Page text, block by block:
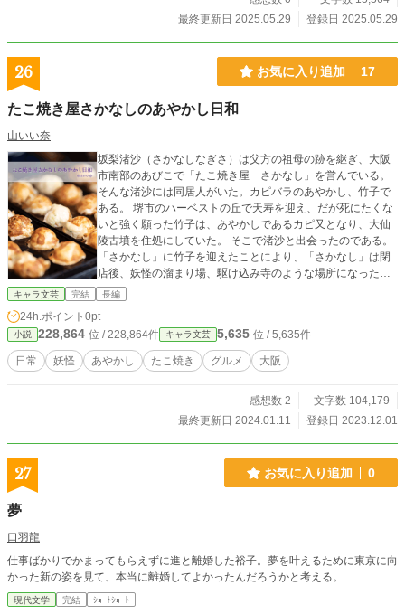
最終更新日 2025.05.29
登録日 2025.05.29
26 お気に入り追加 17
たこ焼き屋さかなしのあやかし日和
山いい奈
坂梨渚沙（さかなしなぎさ）は父方の祖母の跡を継ぎ、大阪
市南部のあびこで「たこ焼き屋 さかなし」を営んでいる。
そんな渚沙には同居人がいた。カピバラのあやかし、竹子で
ある。 堺市のハーベストの丘で天寿を迎え、だが死にたくな
いと強く願った竹子は、あやかしであるカピ又となり、大仙
陵古墳を住処にしていた。 そこで渚沙と出会ったのである。
「さかなし」に竹子を迎えたことにより、「さかなし」は閉
店後、妖怪の溜まり場、駆け込み寺のような場所になった。
お昼は人間のご常連との触れ合い、夜はあやかしとの交流
キャラ文芸 完結 長編
24h.ポイント 0pt
小説 228,864 位 / 228,864件 キャラ文芸 5,635 位 / 5,635件
日常 妖怪 あやかし たこ焼き グルメ 大阪
感想数 2
文字数 104,179
最終更新日 2024.01.11
登録日 2023.12.01
27 お気に入り追加 0
夢
口羽龍
仕事ばかりでかまってもらえずに進と離婚した裕子。夢を叶えるために東京に向
かった新の姿を見て、本当に離婚してよかったんだろうかと考える。
現代文学 完結 ｼｮｰﾄｼｮｰﾄ